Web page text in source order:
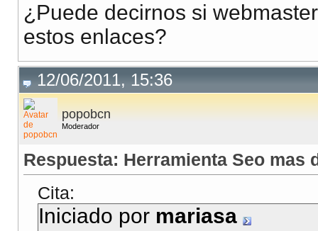
¿Puede decirnos si
estos enlaces?
12/06/2011, 15:36
popobcn
Moderador
Respuesta: Herramienta Seo mas
Cita:
Iniciado por mariasa